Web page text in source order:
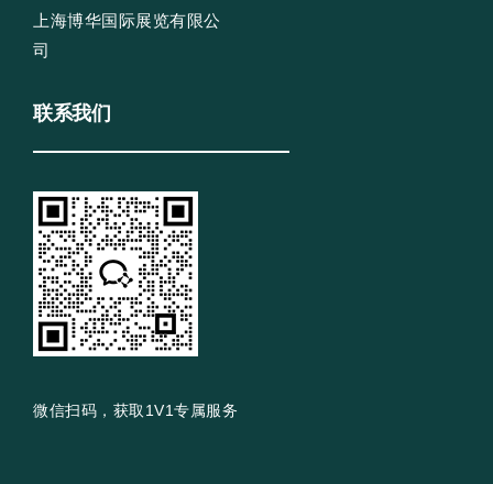
上海博华国际展览有限公
司
联系我们
微信扫码，获取1V1专属服务